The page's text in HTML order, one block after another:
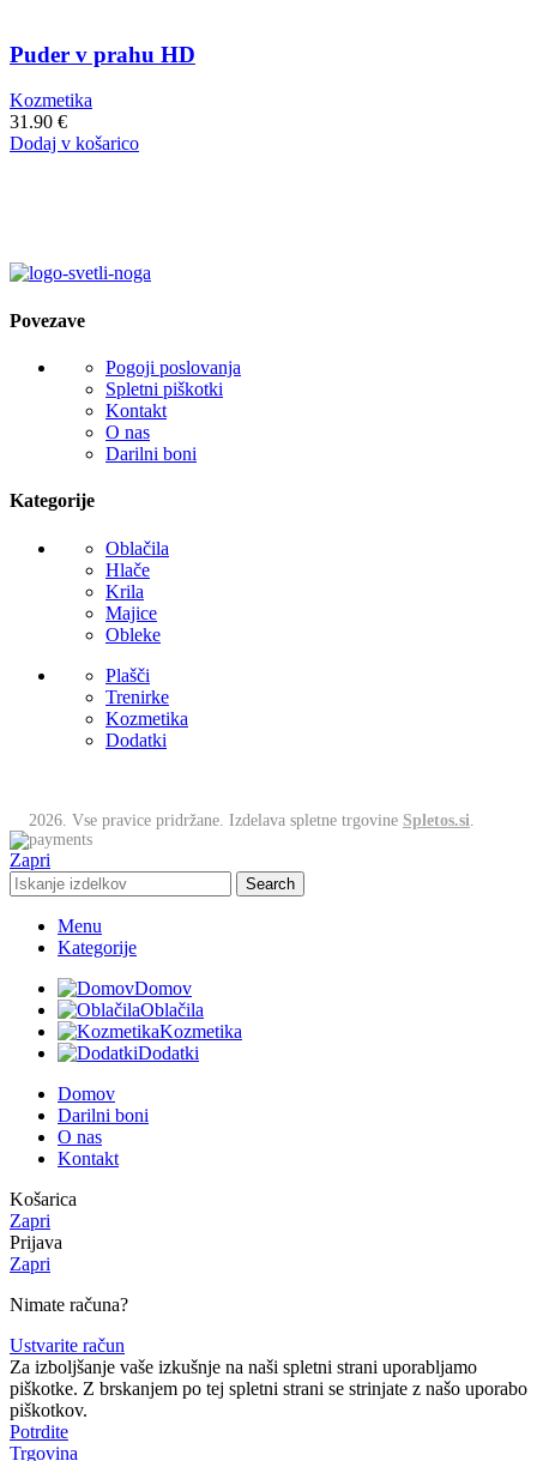
več
različic.
na
Puder v prahu HD
Kozmetika
31.90 €
Dodaj v košarico
Povezave
Pogoji poslovanja
Spletni piškotki
Kontakt
O nas
Darilni boni
Kategorije
Oblačila
Hlače
Krila
Majice
Obleke
Plašči
Trenirke
Kozmetika
Dodatki
2026. Vse pravice pridržane. Izdelava spletne trgovine Spletos.si
Zapri
Search
Menu
Kategorije
Domov
Oblačila
Kozmetika
Dodatki
Domov
Darilni boni
O nas
Kontakt
Košarica
Zapri
Prijava
Zapri
Nimate računa?
Ustvarite račun
Za izboljšanje vaše izkušnje na naši spletni strani uporabljamo
piškotke. Z brskanjem po tej spletni strani se strinjate z našo uporabo
piškotkov.
Potrdite
Trgovina